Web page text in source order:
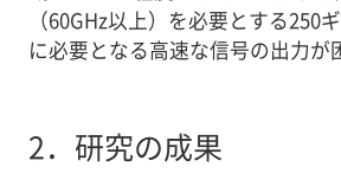
（60GHz以上）を必要とする250
に必要となる高速な信号の出力が
2． 研究の成果